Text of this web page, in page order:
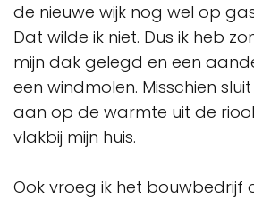
de nieuwe wijk nog wel op
Dat wilde ik niet. Dus ik heb
mijn dak gelegd en een
een windmolen. Misschien
aan op de warmte uit de
vlakbij mijn huis.
Ook vroeg ik het bouwbedrijf